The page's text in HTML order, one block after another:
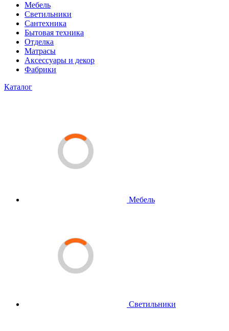
Мебель
Светильники
Сантехника
Бытовая техника
Отделка
Матрасы
Аксессуары и декор
Фабрики
Каталог
Мебель
Светильники